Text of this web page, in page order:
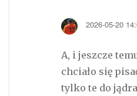
2026-05-20
A, i jeszcze
chciało się
tylko te do